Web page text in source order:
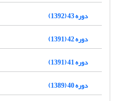
دوره 43 (1392)
دوره 42 (1391)
دوره 41 (1391)
دوره 40 (1389)